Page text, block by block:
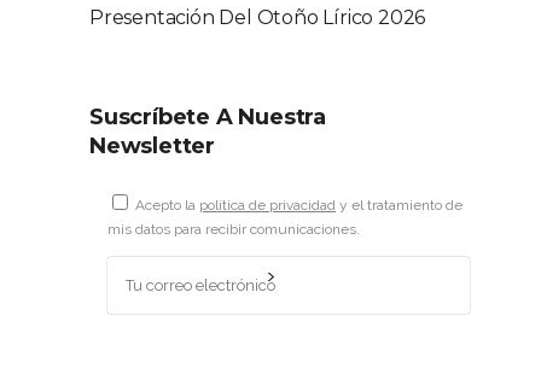
Presentación Del Otoño Lírico 2026
Suscríbete A Nuestra
Newsletter
Acepto la política de privacidad y el tratamiento de
mis datos para recibir comunicaciones.